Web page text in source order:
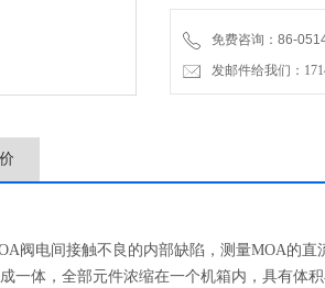
免费咨询：86-
发邮件给我们：
阀电间接触不良的内部缺陷，测量MOA的直
一体，全部元件浓缩在一个机箱内，具有体